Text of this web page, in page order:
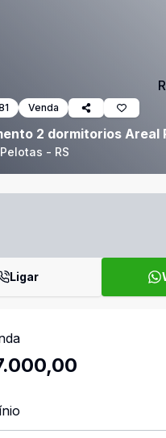
Venda
2 dormitorios Areal
- RS
Ligar